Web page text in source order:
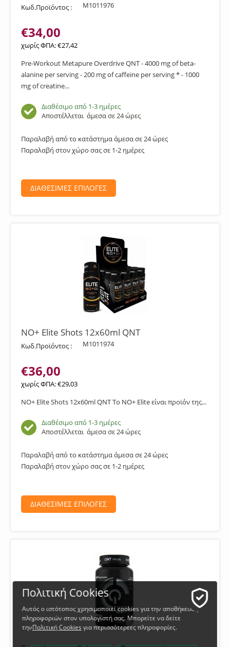
Κωδ.Προϊόντος : M1011976
€34,00
χωρίς ΦΠΑ:€27,42
Pre-Workout Metapure Overdrive QNT - 4000 mg of beta-
alanine per serving - 200 mg of caffeine per serving * - 1000
mg of creatine...
Διαθέσιμο από 1-3 ημέρες
Αποστέλλεται άμεσα σε 24 ώρες
Παραλαβή από το κατάστημα άμεσα σε 24 ώρες
Παραλαβή στον χώρο σας σε 1-2 ημέρες
ΔΙΑΘΕΣΙΜΕΣ ΕΠΙΛΟΓΕΣ
NO+ Elite Shots 12x60ml QNT
Κωδ.Προϊόντος : M1011974
€36,00
χωρίς ΦΠΑ:€29,03
NO+ Elite Shots 12x60ml QNT Το NO+ Elite είναι προϊόν της...
Διαθέσιμο από 1-3 ημέρες
Αποστέλλεται άμεσα σε 24 ώρες
Παραλαβή από το κατάστημα άμεσα σε 24 ώρες
Παραλαβή στον χώρο σας σε 1-2 ημέρες
ΔΙΑΘΕΣΙΜΕΣ ΕΠΙΛΟΓΕΣ
Πολιτική Cookies
Αυτός ο ιστότοπος χρησιμοποιεί cookies για την αποθήκευση
πληροφοριών στον υπολογιστή σας. Μπορείτε να δείτε
τηνΠολιτική Cookiesγια περισσότερεες πληροφορίες.